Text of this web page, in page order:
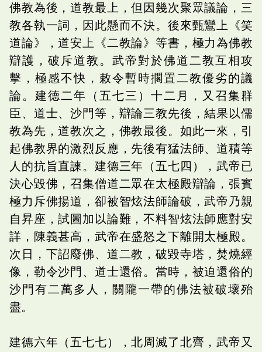
佛教為後，道教最上，但因幾次聚眾議論，三
教各執一詞，因此懸而不決。後來甄鸞上《笑
道論》，道安上《二教論》等書，極力為佛教
辯護，破斥道教。武帝對於佛道二教互相攻
擊，極感不快，敕令暫時擱置二教優劣的議
論。建德二年（五七三）十二月，又召集群
臣、道士、沙門等，辯論三教先後，結果以儒
教為先，道教次之，佛教最後。如此一來，引
起佛教界的激烈反應，先後有猛法師、道積等
人的抗旨直諫。建德三年（五七四），武帝已
決心毀佛，召集僧道二眾在太極殿辯論，張賓
極力斥佛揚道，卻被智炫法師論破，武帝乃親
自昇座，試圖加以論難，不料智炫法師應對安
詳，陳義甚高，武帝在盛怒之下離開太極殿。
次日，下詔廢佛、道二教，破毀寺塔，焚燒經
像，勒令沙門、道士還俗。當時，被迫還俗的
沙門有二萬多人，關隴一帶的佛法被破壞殆
盡。
建德六年（五七七），北周滅了北齊，武帝又